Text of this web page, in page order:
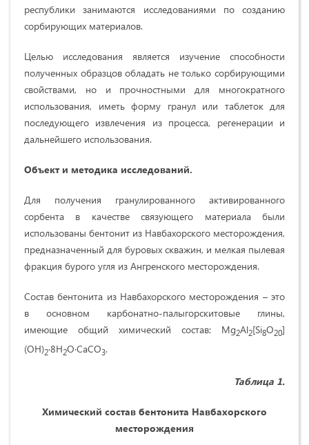
республики занимаются исследованиями по созданию
сорбирующих материалов.
Целью исследования является изучение способности
полученных образцов обладать не только сорбирующими
свойствами, но и прочностными для многократного
использования, иметь форму гранул или таблеток для
последующего извлечения из процесса, регенерации и
дальнейшего использования.
Объект и методика исследований.
Для получения гранулированного активированного
сорбента в качестве связующего материала были
использованы бентонит из Навбахорского месторождения,
предназначенный для буровых скважин, и мелкая пылевая
фракция бурого угля из Ангренского месторождения.
Состав бентонита из Навбахорского месторождения – это
в основном карбонатно-палыгорскитовые глины,
имеющие общий химический состав: Mg2Al2[Si8O20]
(OH)2·8H2O·CaCO3.
Таблица 1.
Химический состав бентонита Навбахорского
месторождения